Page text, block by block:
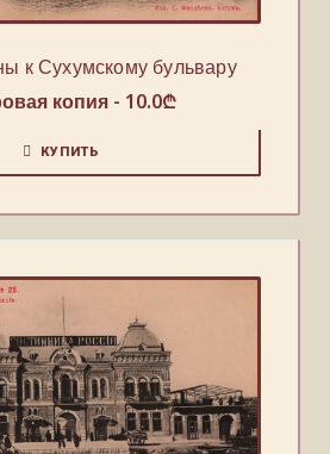
к Сухумскому бульвару
копия - 10.0₾
КУПИТЬ